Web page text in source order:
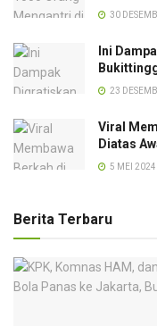
30
Ini
23
Viral
Diatas
5 MEI 2024
Berita Terbaru